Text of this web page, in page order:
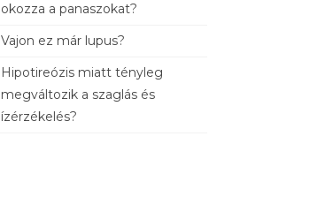
okozza a panaszokat?
Vajon ez már lupus?
Hipotireózis miatt tényleg
megváltozik a szaglás és
ízérzékelés?